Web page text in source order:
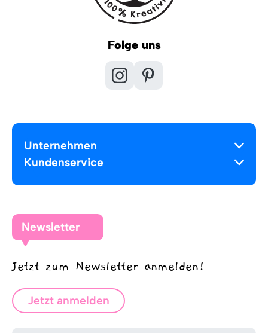
Folge uns
Unternehmen
Kundenservice
Newsletter
Jetzt zum Newsletter anmelden!
Jetzt anmelden